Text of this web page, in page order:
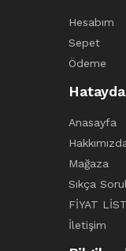
Hesabım
Sepet
Ödeme
Anasayfa
Mağaza
Sıkça
FİYAT
İletişim